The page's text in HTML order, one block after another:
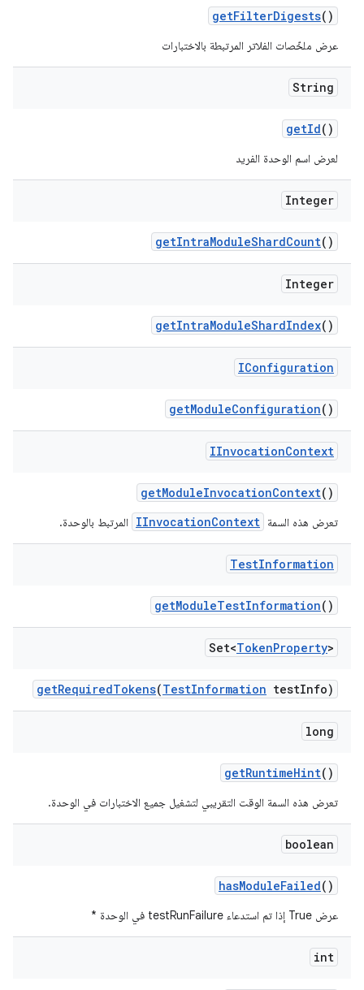
getFilterDigests()
عرض ملخّصات الفلاتر المرتبطة بالاختبارات
String
getId()
لعرض اسم الوحدة الفريد
Integer
getIntraModuleShardCount()
Integer
getIntraModuleShardIndex()
IConfiguration
getModuleConfiguration()
IInvocationContext
getModuleInvocationContext()
تعرض هذه السمة IInvocationContext المرتبط بالوحدة.
TestInformation
getModuleTestInformation()
Set<TokenProperty>
getRequiredTokens(TestInformation testInfo)
long
getRuntimeHint()
تعرض هذه السمة الوقت التقريبي لتشغيل جميع الاختبارات في الوحدة.
boolean
hasModuleFailed()
عرض True إذا تم استدعاء testRunFailure في الوحدة *
int